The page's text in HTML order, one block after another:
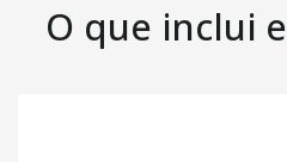
O que inclui